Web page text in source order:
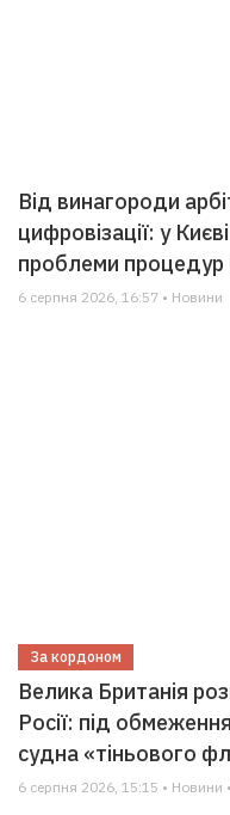
Від винагороди
цифровізації: у
проблеми процедур
6 серпня 2026, 16:57 • Новини
За кордоном
Велика Британія
Росії: під
судна «тіньового
6 серпня 2026, 15:15 • Новини